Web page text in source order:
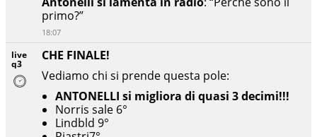
live
q3
CHE FINALE!
Vediamo chi si prende questa pole:
ANTONELLI si migliora di quasi 3 decimi!!!
Norris sale 6°
Lindbld 9°
primo?”
18:07